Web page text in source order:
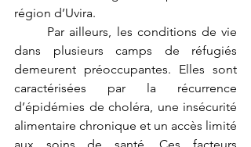
région d’Uvira.
dans plusieurs camps de réfugiés
demeurent préoccupantes. Elles sont
caractérisées par la récurrence
d’épidémies de choléra, une insécurité
alimentaire chronique et un accès limité